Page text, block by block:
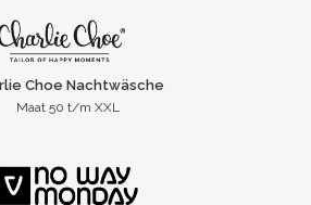
Choe Nachtwäsche
Maat 50 t/m XXL